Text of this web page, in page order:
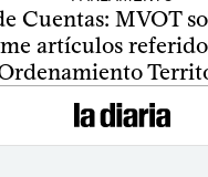
Cuentas: MVOT
artículos